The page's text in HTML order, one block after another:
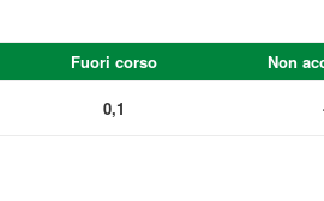
Fuori corso Non
0,1